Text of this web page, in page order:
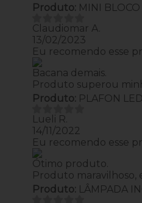
Produto: MINI
Claudiomar A.
13/02/2023
Eu recomendo esse
Bacana demais.
Produto superou
Produto: PLAFON
Lueli R.
14/11/2022
Eu recomendo esse
Ótimo produto.
Produto
Produto: LÂMPADA